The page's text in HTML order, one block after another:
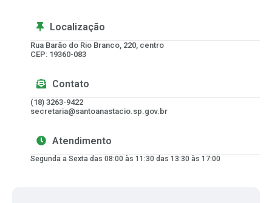
Localização
Rua Barão do Rio Branco, 220, centro
CEP: 19360-083
Contato
(18) 3263-9422
secretaria@santoanastacio.sp.gov.br
Atendimento
Segunda a Sexta das 08:00 às 11:30 das 13:30 às 17:00